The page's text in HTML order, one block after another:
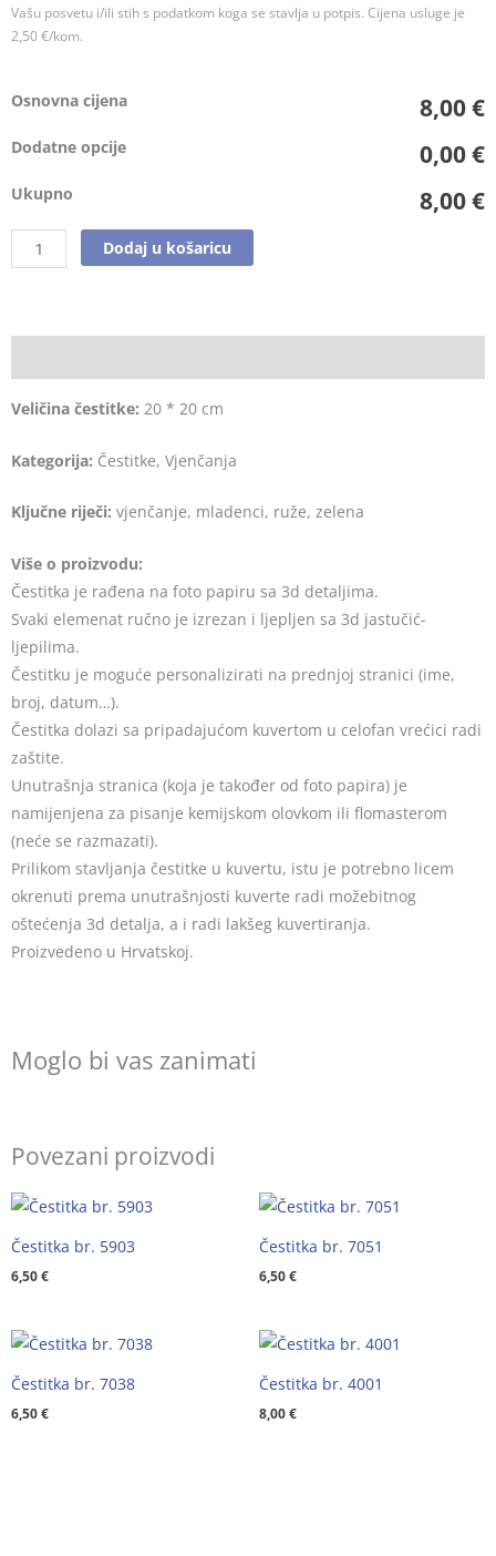
Vašu posvetu i/ili stih s podatkom koga se stavlja u potpis. Cijena usluge je
2,50 €/kom.
Osnovna cijena 8,00 €
Dodatne opcije 0,00 €
Ukupno 8,00 €
Dodaj u košaricu
Veličina čestitke: 20 * 20 cm
Kategorija: Čestitke, Vjenčanja
Ključne riječi: vjenčanje, mladenci, ruže, zelena
Više o proizvodu:
Čestitka je rađena na foto papiru sa 3d detaljima.
Svaki elemenat ručno je izrezan i ljepljen sa 3d jastučić-
ljepilima.
Čestitku je moguće personalizirati na prednjoj stranici (ime,
broj, datum…).
Čestitka dolazi sa pripadajućom kuvertom u celofan vrećici radi
zaštite.
Unutrašnja stranica (koja je također od foto papira) je
namijenjena za pisanje kemijskom olovkom ili flomasterom
(neće se razmazati).
Prilikom stavljanja čestitke u kuvertu, istu je potrebno licem
okrenuti prema unutrašnjosti kuverte radi možebitnog
oštećenja 3d detalja, a i radi lakšeg kuvertiranja.
Proizvedeno u Hrvatskoj.
Moglo bi vas zanimati
Povezani proizvodi
Čestitka br. 5903
6,50€
Čestitka br. 7051
6,50€
Čestitka br. 7038
6,50€
Čestitka br. 4001
8,00€